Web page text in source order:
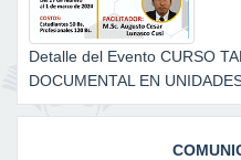
Detalle del Evento CURSO
DOCUMENTAL EN